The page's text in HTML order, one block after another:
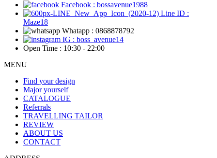
Facebook : bossavenue1988
Line ID :
Maze18
Whatapp : 0868878792
IG : boss_avenue14
Open Time : 10:30 - 22:00
MENU
Find your design
Major yourself
CATALOGUE
Referrals
TRAVELLING TAILOR
REVIEW
ABOUT US
CONTACT